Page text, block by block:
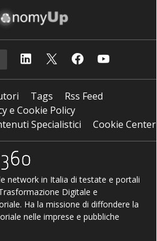
Tags
Rss Feed
e Cookie Policy
Specialistici
Cookie Center
network in Italia di testate e portali
Digitale e
Ha la missione di diffondere la
nelle imprese e pubbliche